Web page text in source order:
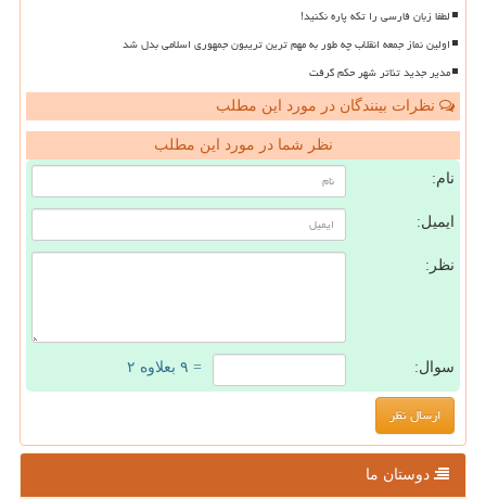
لطفا زبان فارسی را تکه پاره نکنید!
اولین نماز جمعه انقلاب چه طور به مهم ترین تریبون جمهوری اسلامی بدل شد
مدیر جدید تئاتر شهر حکم گرفت
نظرات بینندگان در مورد این مطلب
نظر شما در مورد این مطلب
نام:
ایمیل:
نظر:
سوال: = ۹ بعلاوه ۲
دوستان ما